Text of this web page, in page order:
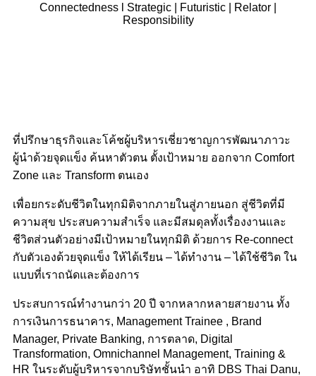
Connectedness l Strategic | Futuristic | Relator |
Responsibility
ที่ปรึกษาธุรกิจและโค้ชผู้บริหารเชี่ยวชาญการพัฒนาภาวะ
ผู้นำด้วยจุดแข็ง ค้นหาตัวตน ตั้งเป้าหมาย ออกจาก Comfort
Zone และ Transform ตนเอง
เพื่อยกระดับชีวิตในทุกมิติจากภายในสู่ภายนอก สู่ชีวิตที่มี
ความสุข ประสบความสำเร็จ และมีสมดุลทั้งเรื่องงานและ
ชีวิตส่วนตัวอย่างมีเป้าหมายในทุกมิติ ด้วยการ Re-connect
กับตัวเองด้วยจุดแข็ง ให้ได้เรียน – ได้ทำงาน – ได้ใช้ชีวิต ใน
แบบที่เราถนัดและต้องการ
ประสบการณ์ทำงานกว่า 20 ปี จากหลากหลายสายงาน ทั้ง
การเงินการธนาคาร, Management Trainee , Brand
Manager, Private Banking, การตลาด, Digital
Transformation, Omnichannel Management, Training &
HR ในระดับผู้บริหารจากบริษัทชั้นนำ อาทิ DBS Thai Danu,